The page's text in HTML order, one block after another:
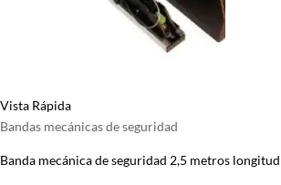
Vista Rápida
Bandas mecánicas de seguridad
Banda mecánica de seguridad 2,5 metros